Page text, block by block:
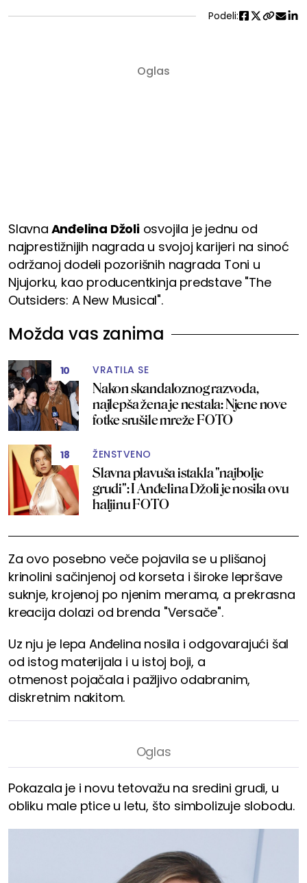
Podeli:
Slavna Anđelina Džoliosvojila je jednu od
najprestižnijih nagrada u svojoj karijeri na sinoć
održanoj dodeli pozorišnih nagrada Toni u
Njujorku, kao producentkinja predstave "The
Outsiders: A New Musical".
Možda vas zanima
10 VRATILA SE
Nakon skandaloznog razvoda,
najlepša žena je nestala: Njene nove
fotke srušile mreže FOTO
18 ŽENSTVENO
Slavna plavuša istakla "najbolje
grudi": I Anđelina Džoli je nosila ovu
haljinu FOTO
Za ovo posebno veče pojavila se u plišanoj
krinolini sačinjenoj od korseta i široke lepršave
suknje, krojenoj po njenim merama, a prekrasna
kreacija dolazi od brenda "Versače".
Uz nju je lepa Anđelina nosila i odgovarajući šal
od istog materijala i u istoj boji, a
otmenost pojačala i pažljivo odabranim,
diskretnim nakitom.
Pokazala je i novu tetovažu na sredini grudi, u
obliku male ptice u letu, što simbolizuje slobodu.